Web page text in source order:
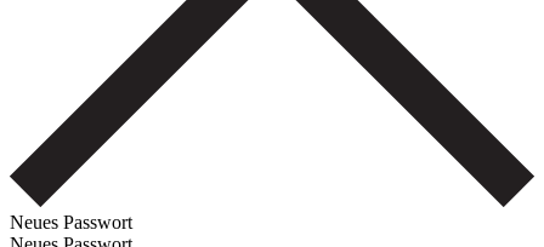
Neues Passwort